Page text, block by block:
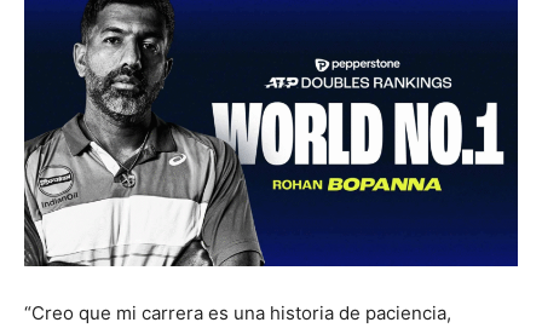
“Creo que mi carrera es una historia de paciencia,